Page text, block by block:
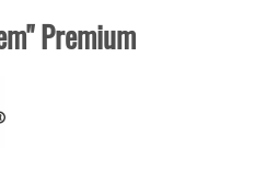
Premium